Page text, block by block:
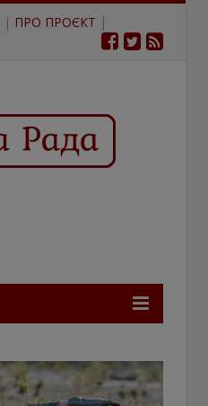
| ПРО ПРОЄКТ |